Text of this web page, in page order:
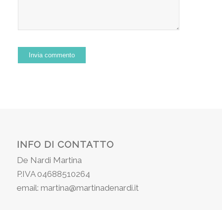
INFO DI CONTATTO
De Nardi Martina
P.IVA 04688510264
email: martina@martinadenardi.it